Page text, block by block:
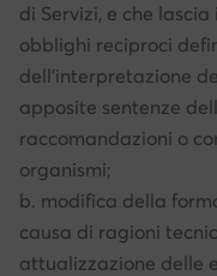
di Servizi, e che
obblighi reciproci
dell’interpretazione
apposite sentenze
raccomandazioni o
organismi;
b. modifica della
causa di ragioni
attualizzazione delle